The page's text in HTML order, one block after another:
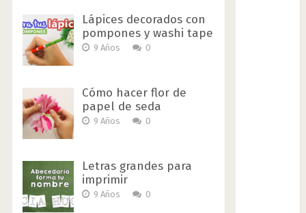
Lápices decorados con
pompones y washi tape
9 Años 0
Cómo hacer flor de
papel de seda
9 Años 0
Letras grandes para
imprimir
9 Años 0